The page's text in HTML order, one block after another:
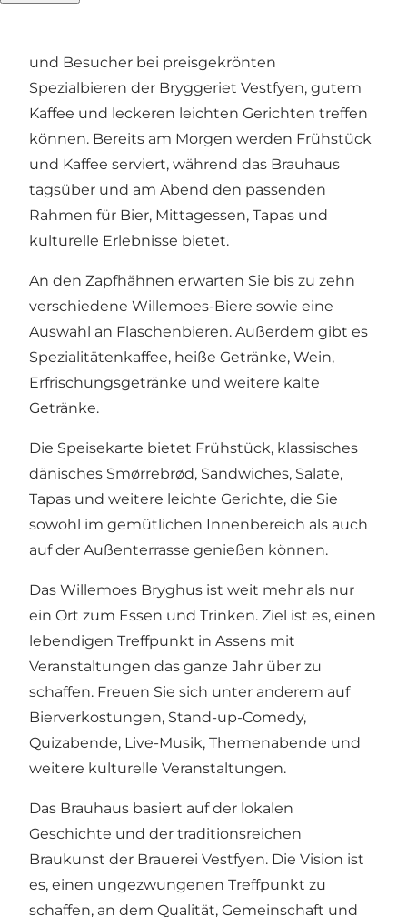
und Besucher bei preisgekrönten
Spezialbieren der Bryggeriet Vestfyen, gutem
Kaffee und leckeren leichten Gerichten treffen
können. Bereits am Morgen werden Frühstück
und Kaffee serviert, während das Brauhaus
tagsüber und am Abend den passenden
Rahmen für Bier, Mittagessen, Tapas und
kulturelle Erlebnisse bietet.
An den Zapfhähnen erwarten Sie bis zu zehn
verschiedene Willemoes-Biere sowie eine
Auswahl an Flaschenbieren. Außerdem gibt es
Spezialitätenkaffee, heiße Getränke, Wein,
Erfrischungsgetränke und weitere kalte
Getränke.
Die Speisekarte bietet Frühstück, klassisches
dänisches Smørrebrød, Sandwiches, Salate,
Tapas und weitere leichte Gerichte, die Sie
sowohl im gemütlichen Innenbereich als auch
auf der Außenterrasse genießen können.
Das Willemoes Bryghus ist weit mehr als nur
ein Ort zum Essen und Trinken. Ziel ist es, einen
lebendigen Treffpunkt in Assens mit
Veranstaltungen das ganze Jahr über zu
schaffen. Freuen Sie sich unter anderem auf
Bierverkostungen, Stand-up-Comedy,
Quizabende, Live-Musik, Themenabende und
weitere kulturelle Veranstaltungen.
Das Brauhaus basiert auf der lokalen
Geschichte und der traditionsreichen
Braukunst der Brauerei Vestfyen. Die Vision ist
es, einen ungezwungenen Treffpunkt zu
schaffen, an dem Qualität, Gemeinschaft und